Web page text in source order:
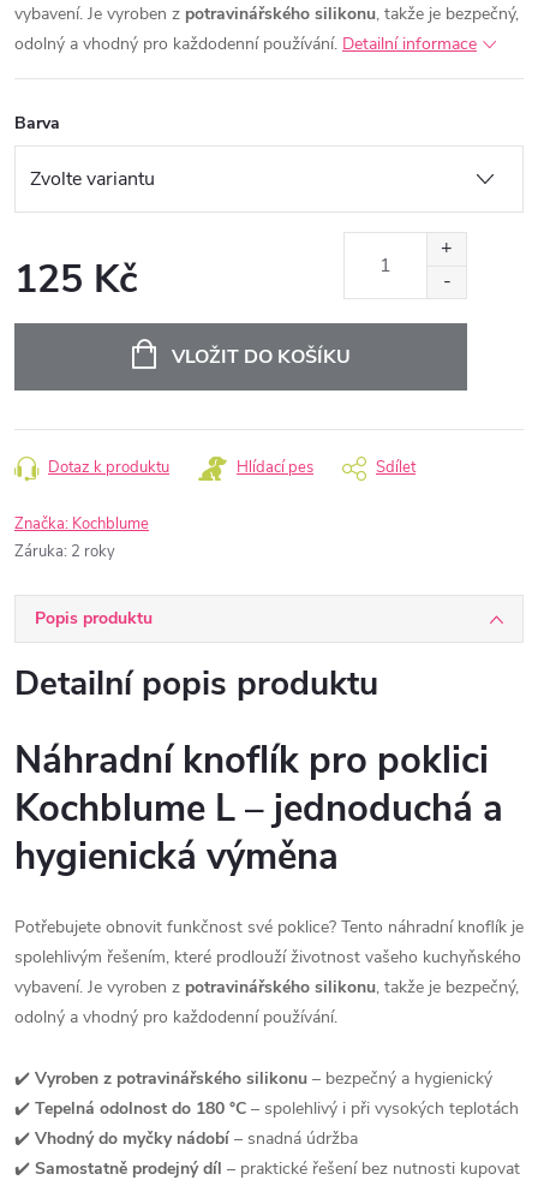
vybavení. Je vyroben z potravinářského silikonu, takže je bezpečný,
odolný a vhodný pro každodenní používání. Detailní informace
Barva
125 Kč
VLOŽIT DO KOŠÍKU
Dotaz k produktu Hlídací pes Sdílet
Značka: Kochblume
Záruka: 2 roky
Popis produktu
Detailní popis produktu
Náhradní knoflík pro poklici
Kochblume L – jednoduchá a
hygienická výměna
Potřebujete obnovit funkčnost své poklice? Tento náhradní knoflík je
spolehlivým řešením, které prodlouží životnost vašeho kuchyňského
vybavení. Je vyroben z potravinářského silikonu, takže je bezpečný,
odolný a vhodný pro každodenní používání.
✔️ Vyroben z potravinářského silikonu – bezpečný a hygienický
✔️ Tepelná odolnost do 180 °C – spolehlivý i při vysokých teplotách
✔️ Vhodný do myčky nádobí – snadná údržba
✔️ Samostatně prodejný díl – praktické řešení bez nutnosti kupovat